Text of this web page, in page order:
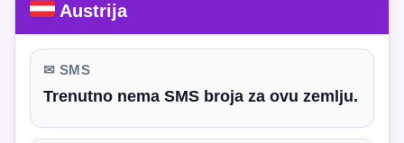
Austrija
✉ SMS
Trenutno nema SMS broja za ovu zemlju.